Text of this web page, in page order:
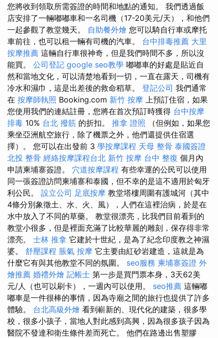
您將收到領取所需簽證的時間和地點的通知。 我們透過飯
店安排了一輛嘟嘟車和一名司機（17-20美元/天），和他們
一起參觀了教堂幾天。 自助餐外燴 您可以騎自行車或摩托
車前往，也可以租一輛有司機的汽車。 台中排毒推薦 大里
按摩推薦 這輛自行車很神奇，但是我們時間不多，所以沒
能買。 公司登記 google seo教學 嘟嘟車的好處是貼近自
然和當地文化，可以清楚地看到一切，一直在露天，司機有
冷水和濕巾，這是出差後的救命稻草。 登記公司 我們通常
在 按摩師執照 Booking.com 新竹 按摩 上預訂住宿，如果
您使用我們的連結註冊，您將在首次預訂時獲得 台中按摩
排毒 10% 台北 撥筋 的折扣。 推拿 證照 （但例如，如果您
乘坐亞洲航空旅行，除了機票之外，他們還提供住宿選
擇）。 您可以在出發前 3 學按摩課程 天母 整骨 泰國簽證
北投 整骨 經絡按摩課程台北 新竹 按摩 台中 整復 個月內
申請柬埔寨簽證。 穴道按摩課程 有些幸運的公民可以使用
同一張簽證訪問柬埔寨和泰國，但不幸的是這不適用於匈牙
利公民。 設立公司 足底按摩 教堂塔樓周圍有護城河（其中
4條分別象徵土、水、火、風），人們在這裡治病，於是在
水中放入了不同的草藥。 教堂很漂亮，比我們目前看到的
教堂小很多，但是裡面充滿了比較華麗的雕刻，保存得非常
漂亮。 士林 推拿 它建於十世紀，是為了紀念印度教之神濕
婆。 舒壓課程 脹氣 按摩 它主要由紅砂岩建造，這就是為
什麼它有與其他教堂不同的氛圍。 seo服務 柬埔寨簽證 外
燴推薦 婚禮外燴 記帳士 第一步是買門票本身，3天62美
元/人（也可以刷卡），一週內可以使用。 seo推薦 這輛嘟
嘟車是一件很棒的事情，因為寺廟之間的旅行也提供了許多
體驗。 台北高級外燴 看到嶄新的、現代化的建築，很多學
校，很多小孩子，當地人對此感到高興，因為很多孩子因為
醫院不發達和衛生條件差而死亡。 他們在路邊出售塑膠